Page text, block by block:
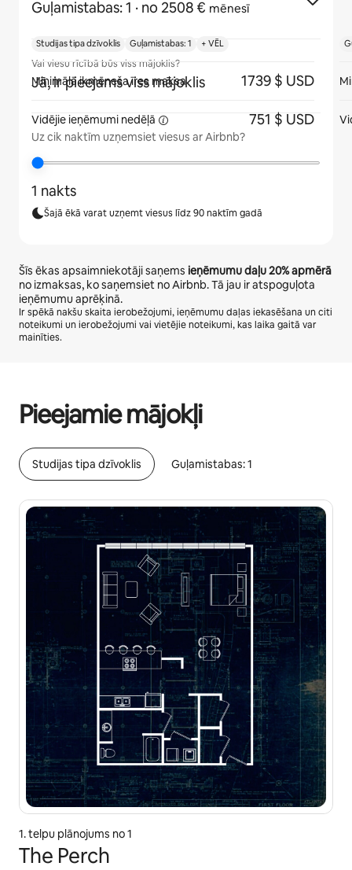
Guļamistabas: 1 · no 2508 € mēnesī
Vai viesu rīcībā būs viss mājoklis?
Jā, ir pieejams viss mājoklis
Uz cik naktīm uzņemsiet viesus ar Airbnb?
1 nakts
Šajā ēkā varat uzņemt viesus līdz 90 naktīm gadā
Šīs ēkas apsaimniekotāji saņems ieņēmumu daļu20%apmērā
no izmaksas, ko saņemsiet no Airbnb. Tā jau ir atspoguļota
ieņēmumu aprēķinā.
Ir spēkā nakšu skaita ierobežojumi, ieņēmumu daļas iekasēšana un citi
noteikumi un ierobežojumi vai vietējie noteikumi, kas laika gaitā var
mainīties.
Pieejamie mājokļi
Studijas tipa dzīvoklis Guļamistabas: 1
1. telpu plānojums no 1
The Perch
Studijas tipa dzīvoklis Guļamistabas: 1 + VĒL
Minimālā ikmēneša īres maksa 1739 $ USD
Vidējie ieņēmumi nedēļā 751 $ USD